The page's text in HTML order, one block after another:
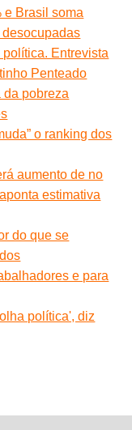
e Brasil soma
Entrevista
Penteado
da pobreza
o ranking dos
aumento de no
estimativa
do que se
e para
política', diz